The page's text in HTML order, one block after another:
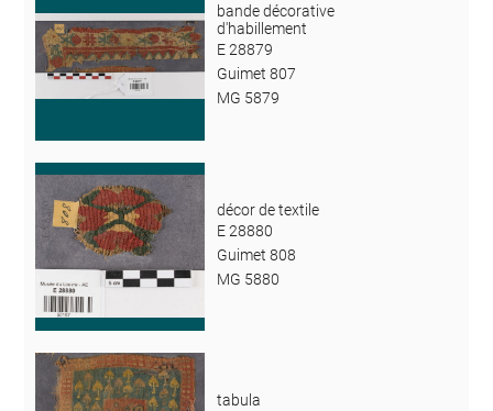
bande décorative
d'habillement
E 28879
Guimet 807
MG 5879
décor de textile
E 28880
Guimet 808
MG 5880
tabula